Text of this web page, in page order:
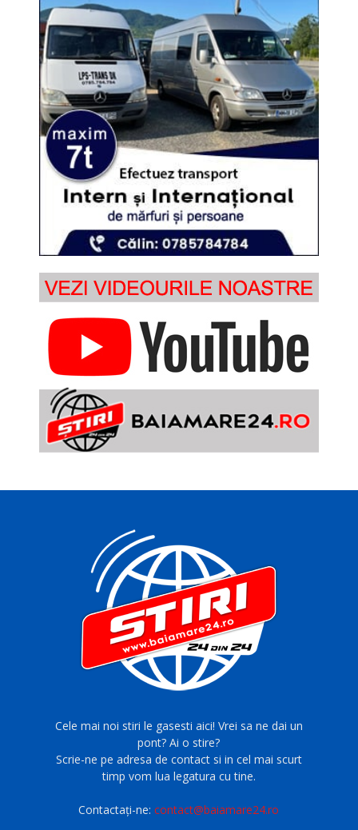
Cele mai noi stiri le gasesti aici! Vrei sa ne dai un
pont? Ai o stire?
Scrie-ne pe adresa de contact si in cel mai scurt
timp vom lua legatura cu tine.
Contactați-ne:contact@baiamare24.ro